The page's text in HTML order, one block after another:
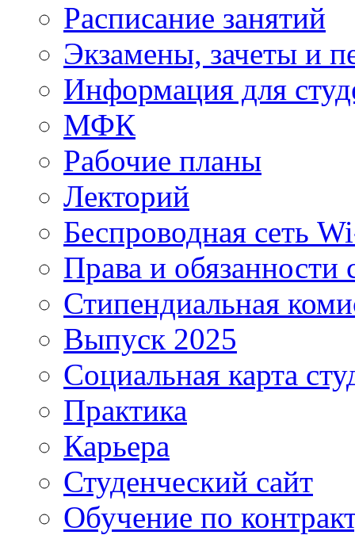
Расписание занятий
Экзамены, зачеты и
Информация для
МФК
Рабочие планы
Лекторий
Беспроводная сеть
Права и обязанности
Стипендиальная
Выпуск 2025
Социальная карта
Практика
Карьера
Студенческий сайт
Обучение по